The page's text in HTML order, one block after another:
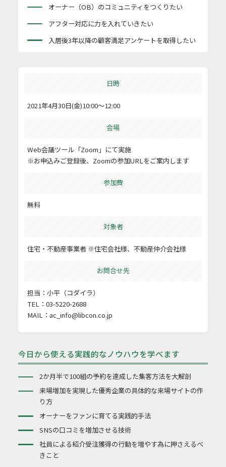
オーナー（OB）のコミュニティをつくりたい
アフター対応に力を入れていきたい
入居後3年以降の顧客満足アンケートを取得したい
日時
2021年4月30日(金)10:00～12:00
会場
Web会議ツール「Zoom」にて実施
※お申込みご登録後、Zoomの参加URLをご案内します
参加費
無料
対象者
住宅・不動産事業者 ※住宅会社様、不動産仲介会社様
お問合せ先
担当：小平（コダイラ）
TEL：03-5220-2688
MAIL： ac_info@libcon.co.jp
今日から使える実践的なノウハウを学べます
2か月半で100組の予約を達成した集客方法を大解剖
来場増加を実現した優秀企業の具体的な来場サイトの作
り方
オーナーをファンに育てる実践的手法
SNSの口コミを増加させる技術
社員による紹介受注獲得の行動を増やす為に押さえるべ
きこと